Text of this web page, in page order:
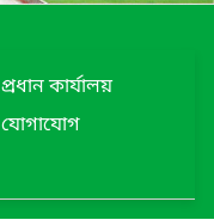
প্রধান কার্যালয়
যোগাযোগ